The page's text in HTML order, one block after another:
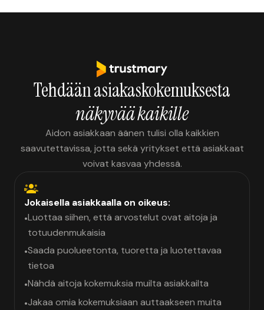
Tehdään asiakaskokemuksesta
näkyvää kaikille
Aidon asiakkaan äänen tulisi olla kaikkien
saavutettavissa, jotta sekä yritykset että asiakkaat
voivat kasvaa yhdessä.
Jokaisella asiakkaalla on oikeus:
•Luottaa siihen, että arvostelut ovat aitoja ja
totuudenmukaisia
•Saada puolueetonta, tuoretta ja luotettavaa
tietoa
•Nähdä aitoja kokemuksia muilta asiakkailta
•Jakaa omia kokemuksiaan auttaakseen muita